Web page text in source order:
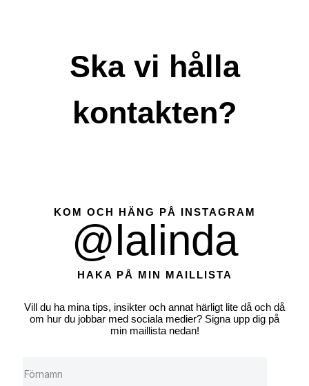
Ska vi hålla
kontakten?
KOM OCH HÄNG PÅ INSTAGRAM
@lalinda
HAKA PÅ MIN MAILLISTA
Vill du ha mina tips, insikter och annat härligt lite då och då
om hur du jobbar med sociala medier? Signa upp dig på
min maillista nedan!